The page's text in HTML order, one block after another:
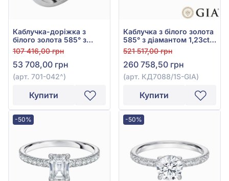
Каблучка-доріжка з
білого золота 585° з
діамантами 0,3ct, арт.
701-042
107 416,00 грн
53 708,00 грн
(арт. 701-042^)
Купити
Каблучка з білого золота
585° з діамантом 1,23ct,
арт. КД7088/1S-GIA
521 517,00 грн
260 758,50 грн
(арт. КД7088/1S-GIA)
Купити
-50% -50%